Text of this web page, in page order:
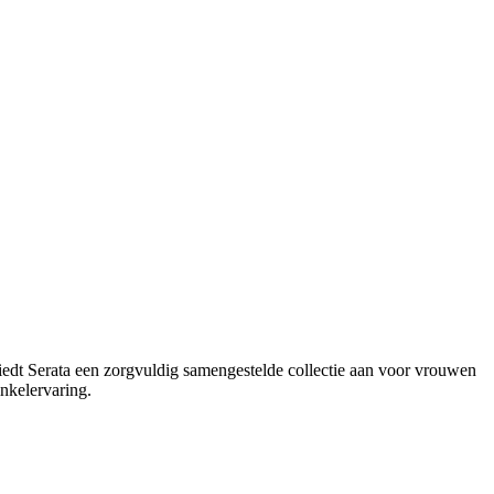
Serata een zorgvuldig samengestelde collectie aan voor vrouwen